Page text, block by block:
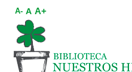
A- A A+